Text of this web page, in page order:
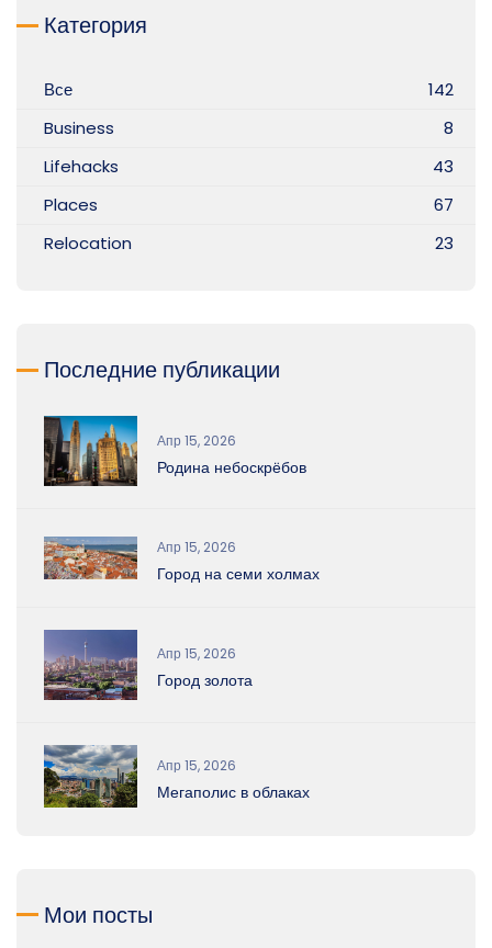
Категория
Все
142
Business
8
Lifehacks
43
Places
67
Relocation
23
Последние публикации
Апр 15, 2026
Родина небоскрёбов
Апр 15, 2026
Город на семи холмах
Апр 15, 2026
Город золота
Апр 15, 2026
Мегаполис в облаках
Мои посты